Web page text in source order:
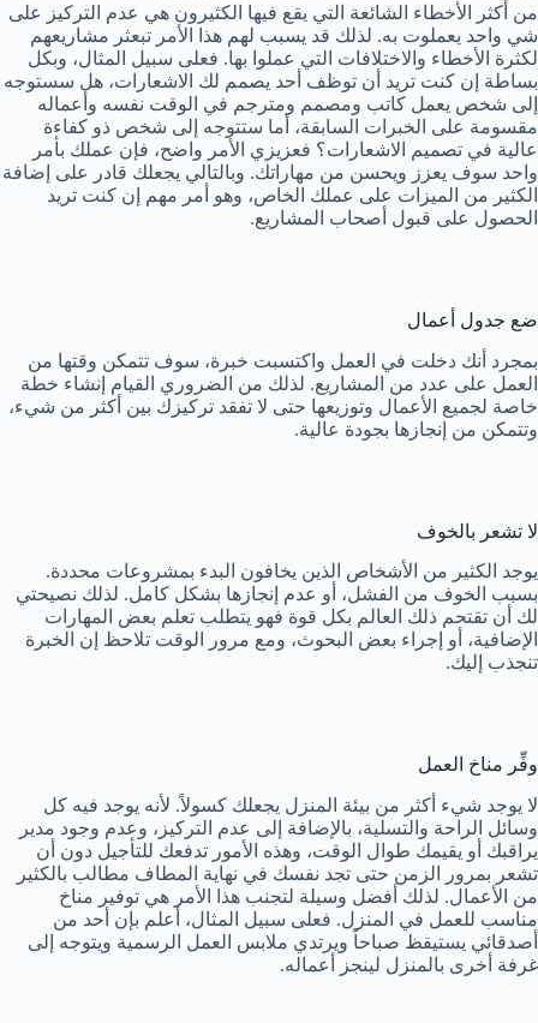
من أكثر الأخطاء الشائعة التي يقع فيها الكثيرون هي عدم التركيز على
شي واحد يعملوت به. لذلك قد يسبب لهم هذا الأمر تبعثر مشاريعهم
لكثرة الأخطاء والاختلافات التي عملوا بها. فعلى سبيل المثال، وبكل
بساطة إن كنت تريد أن توظف أحد يصمم لك الاشعارات، هل سستوجه
إلى شخص يعمل كاتب ومصمم ومترجم في الوقت نفسه وأعماله
مقسومة على الخبرات السابقة، أما ستتوجه إلى شخص ذو كفاءة
عالية في تصميم الاشعارات؟ فعزيزي الأمر واضح، فإن عملك بأمر
واحد سوف يعزز ويحسن من مهاراتك. وبالتالي يجعلك قادر على إضافة
الكثير من الميزات على عملك الخاص، وهو أمر مهم إن كنت تريد
الحصول على قبول أصحاب المشاريع.
ضع جدول أعمال
بمجرد أنك دخلت في العمل واكتسبت خبرة، سوف تتمكن وقتها من
العمل على عدد من المشاريع. لذلك من الضروري القيام إنشاء خطة
خاصة لجميع الأعمال وتوزيعها حتى لا تفقد تركيزك بين أكثر من شيء،
وتتمكن من إنجازها بجودة عالية.
لا تشعر بالخوف
يوجد الكثير من الأشخاص الذين يخافون البدء بمشروعات محددة.
بسبب الخوف من الفشل، أو عدم إنجازها بشكل كامل. لذلك نصيحتي
لك أن تقتحم ذلك العالم بكل قوة فهو يتطلب تعلم بعض المهارات
الإضافية، أو إجراء بعض البحوث، ومع مرور الوقت تلاحظ إن الخبرة
تنجذب إليك.
وفِّر مناخ العمل
لا يوجد شيء أكثر من بيئة المنزل يجعلك كسولاً. لأنه يوجد فيه كل
وسائل الراحة والتسلية، بالإضافة إلى عدم التركيز، وعدم وجود مدير
يراقبك أو يقيمك طوال الوقت، وهذه الأمور تدفعك للتأجيل دون أن
تشعر بمرور الزمن حتى تجد نفسك في نهاية المطاف مطالب بالكثير
من الأعمال. لذلك أفضل وسيلة لتجنب هذا الأمر هي توفير مناخ
مناسب للعمل في المنزل. فعلى سبيل المثال، أعلم بإن أحد من
أصدقائي يستيقظ صباحاً ويرتدي ملابس العمل الرسمية ويتوجه إلى
غرفة أخرى بالمنزل لينجز أعماله.